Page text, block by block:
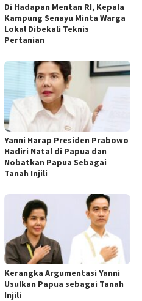
Di Hadapan Mentan RI, Kepala
Kampung Senayu Minta Warga
Lokal Dibekali Teknis
Pertanian
Yanni Harap Presiden Prabowo
Hadiri Natal di Papua dan
Nobatkan Papua Sebagai
Tanah Injili
Kerangka Argumentasi Yanni
Usulkan Papua sebagai Tanah
Injili